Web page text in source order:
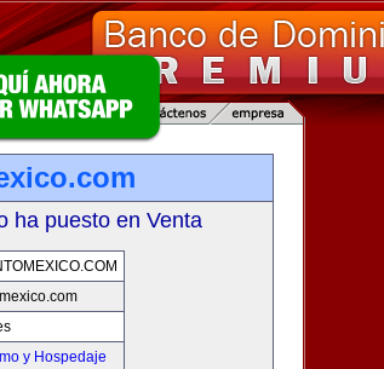
ha puesto en Venta
y Hospedaje